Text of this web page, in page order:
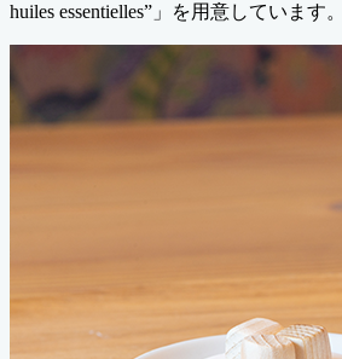
huiles essentielles”」を用意しています。